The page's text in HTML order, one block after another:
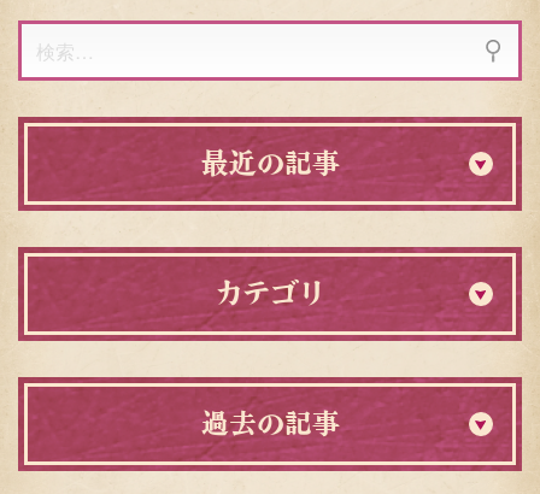
索:
最近の記事
カテゴリ
過去の記事